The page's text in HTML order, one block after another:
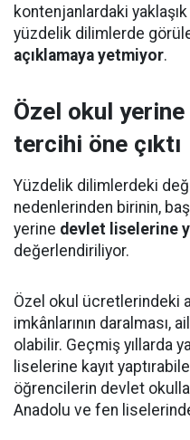
kontenjanlardaki
yüzdelik dilimlerde
açıklamaya yetmiyor.
Özel okul
tercihi öne çıktı
Yüzdelik dilimlerdeki
nedenlerinden birinin,
yerine devlet liselerine
değerlendiriliyor.
Özel okul ücretlerindeki
imkânlarının
olabilir. Geçmiş yıllarda
liselerine kayıt
öğrencilerin devlet
Anadolu ve fen